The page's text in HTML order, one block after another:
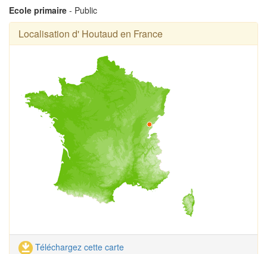
Ecole primaire - Public
Localisation d' Houtaud en France
Téléchargez cette carte